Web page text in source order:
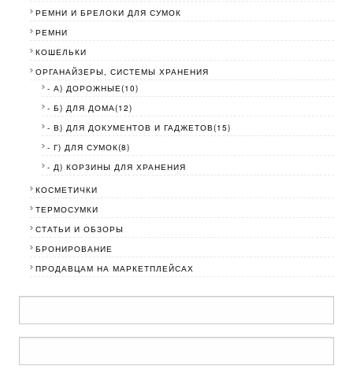
РЕМНИ И БРЕЛОКИ ДЛЯ СУМОК
РЕМНИ
КОШЕЛЬКИ
ОРГАНАЙЗЕРЫ, СИСТЕМЫ ХРАНЕНИЯ
- А) ДОРОЖНЫЕ(10)
- Б) ДЛЯ ДОМА(12)
- В) ДЛЯ ДОКУМЕНТОВ И ГАДЖЕТОВ(15)
- Г) ДЛЯ СУМОК(8)
- Д) КОРЗИНЫ ДЛЯ ХРАНЕНИЯ
КОСМЕТИЧКИ
ТЕРМОСУМКИ
СТАТЬИ И ОБЗОРЫ
БРОНИРОВАНИЕ
ПРОДАВЦАМ НА МАРКЕТПЛЕЙСАХ